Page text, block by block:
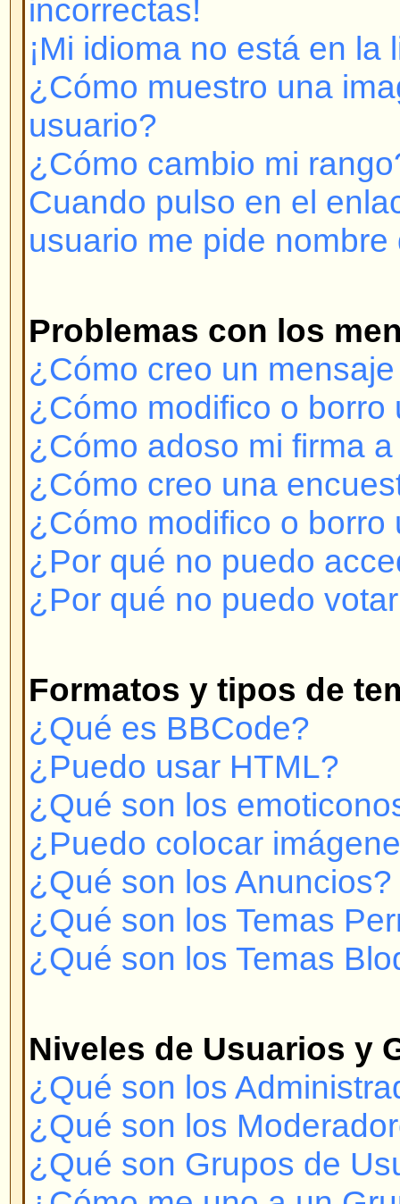
Problemas con los mensajes
¿Cómo creo un mensaje en un
¿Cómo modifico o borro un
¿Cómo adoso mi firma a mis
¿Cómo creo una encuesta?
¿Cómo modifico o borro una
¿Por qué no puedo acceder a
¿Por qué no puedo votar en
Formatos y tipos de temas
¿Qué es BBCode?
¿Puedo usar HTML?
¿Qué son los emoticonos o
¿Puedo colocar imágenes en
¿Qué son los Anuncios?
¿Qué son los Temas
¿Qué son los Temas
Niveles de Usuarios y Grupos
¿Qué son Grupos de Usuarios?
¿Cómo me uno a un Grupo de
¿Cómo me convierto en el
Usuarios?
Mensajería Privada
¡No puedo enviar Mensajes
¡Recibo constantemente
deseados!
¡He recibido spam o correo
Con respecto a phpBB 2
¿Quién hizo este sistema de
¿Por qué no está X
¿A quién contacto con respecto
legales sobre este sistema de